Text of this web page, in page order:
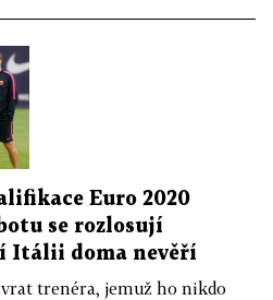
Euro 2020
se rozlosují
Itálii doma nevěří
trenéra, jemuž ho nikdo